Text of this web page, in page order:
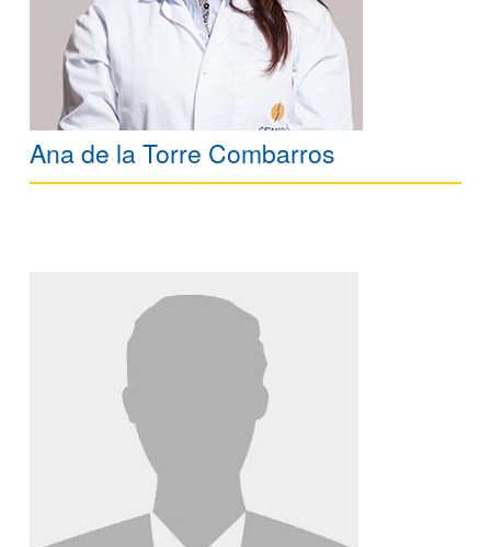
Ana de la Torre Combarros